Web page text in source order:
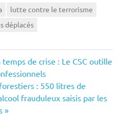
lutte contre le terrorisme
déplacés
de crise : Le CSC outille
: 550 litres de
frauduleux saisis par les